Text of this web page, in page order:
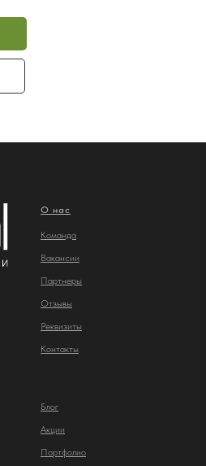
О нас
Команда
Вакансии
Партнеры
Отзывы
Реквизиты
Контакты
Блог
Акции
Портфолио